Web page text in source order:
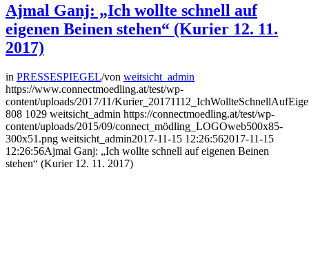
Ajmal Ganj: „Ich wollte schnell auf
eigenen Beinen stehen“ (Kurier 12. 11.
2017)
in PRESSESPIEGEL/von weitsicht_admin
https://www.connectmoedling.at/test/wp-
content/uploads/2017/11/
808 1029 weitsicht_admin https://connectmoedling.at/test/wp-
content/uploads/2015/09/connect_mödling_LOGOweb500x85-
300x51.png weitsicht_admin2017-11-15 12:26:562017-11-15
12:26:56Ajmal Ganj: „Ich wollte schnell auf eigenen Beinen
stehen“ (Kurier 12. 11. 2017)